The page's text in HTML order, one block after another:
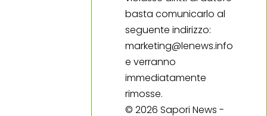
basta comunicarlo al
seguente indirizzo:
marketing@lenews.info
e verranno
immediatamente
rimosse.
© 2026 Sapori News -